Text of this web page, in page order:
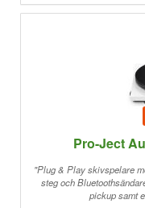
Pro-Ject
"Plug & Play skivspelare
steg och
pickup samt